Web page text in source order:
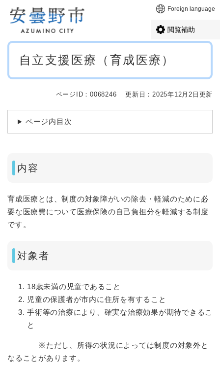
メニューを飛ばして本文へ Foreign language
閲覧補助
本
自立支援医療（育成医療）
ページID：0068246 更新日：2025年12月2日更新
ページ内目次
内容
育成医療とは、制度の対象障がいの除去・軽減のために必
要な医療費について医療保険の自己負担分を軽減する制度
です。
対象者
18歳未満の児童であること
児童の保護者が市内に住所を有すること
手術等の治療により、確実な治療効果が期待できるこ
と
※ただし、所得の状況によっては制度の対象外と
なることがあります。